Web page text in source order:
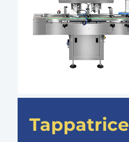
Tappatrice